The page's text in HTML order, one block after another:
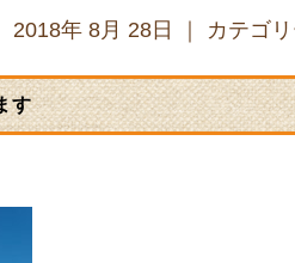
2018年 8月 28日 ｜ カテゴ
す